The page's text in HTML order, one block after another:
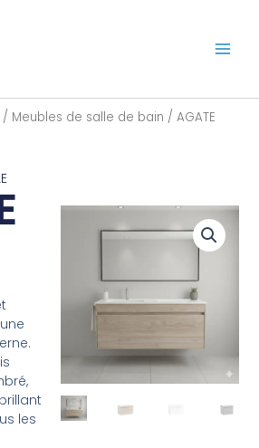
/ Meubles de salle de bain / AGATE
les